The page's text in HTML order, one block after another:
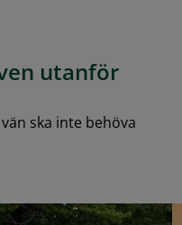
utanför
ska inte behöva